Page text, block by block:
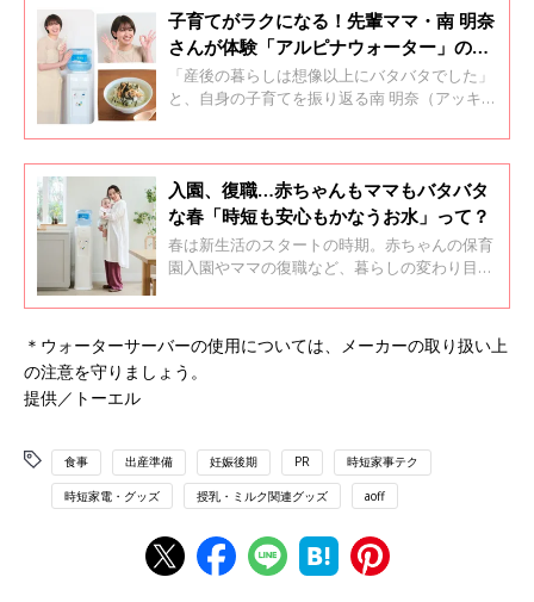
子育てがラクになる！先輩ママ・南 明奈
さんが体験「アルピナウォーター」のあ
る暮らし
「産後の暮らしは想像以上にバタバタでした」
と、自身の子育てを振り返る南 明奈（アッキー
ター」をお試し！赤ちゃんのいる家庭に「アル
ピナウォーター」がおすすめできる理由をリア
ルな感想とともに紹介します！
入園、復職…赤ちゃんもママもバタバタ
な春「時短も安心もかなうお水」って？
春は新生活のスタートの時期。赤ちゃんの保育
園入園やママの復職など、暮らしの変わり目を
期に、ぜひ知っておいてほしい高品質な「お
水」の話を紹介します！
＊ウォーターサーバーの使用については、メーカーの取り扱い上
の注意を守りましょう。
提供／トーエル
食事 出産準備 妊娠後期 PR 時短家事テク
時短家電・グッズ 授乳・ミルク関連グッズ aoff